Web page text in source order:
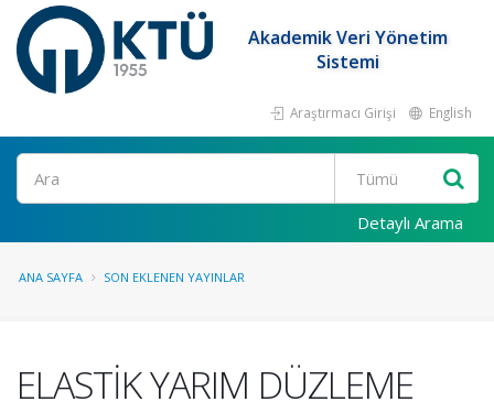
Akademik Veri Yönetim
Sistemi
Araştırmacı Girişi English
Ara
Detaylı Arama
ANA SAYFA SON EKLENEN YAYINLAR
ELASTİK YARIM DÜZLEME